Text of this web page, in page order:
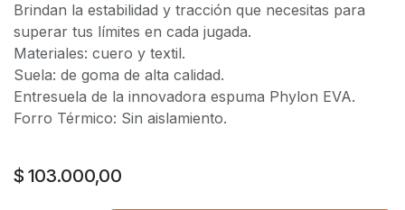
Brindan la estabilidad y tracción que necesitas para
superar tus límites en cada jugada.
Materiales: cuero y textil.
Suela: de goma de alta calidad.
Entresuela de la innovadora espuma Phylon EVA.
Forro Térmico: Sin aislamiento.
$ 103.000,00